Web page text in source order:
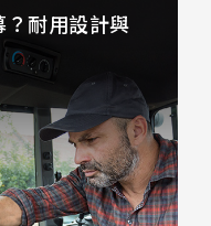
mm
mm
mm
mm
耐用設計與